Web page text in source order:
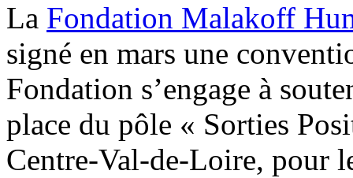
La Fondation Malakoff
signé en mars une
Fondation s’engage à
place du pôle « Sorties
Centre-Val-de-Loire, pour